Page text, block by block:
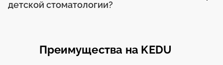
детской стоматологии?
Преимущества на KEDU